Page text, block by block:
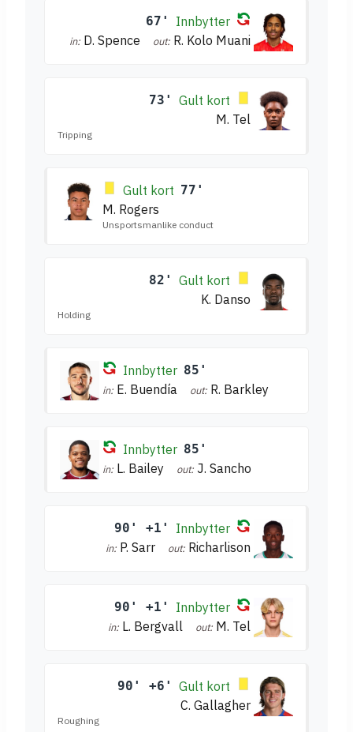
67' Innbytter
in: D. Spence out: R. Kolo Muani
73'
Gult kort
M. Tel
Tripping
Gult kort 77'
M. Rogers
Unsportsmanlike conduct
82'
Gult kort
K. Danso
Holding
Innbytter 85'
in: E. Buendía out: R. Barkley
Innbytter 85'
in: L. Bailey out: J. Sancho
90' +1' Innbytter
in: P. Sarr out: Richarlison
90' +1' Innbytter
in: L. Bergvall out: M. Tel
90' +6'
Gult kort
C. Gallagher
Roughing